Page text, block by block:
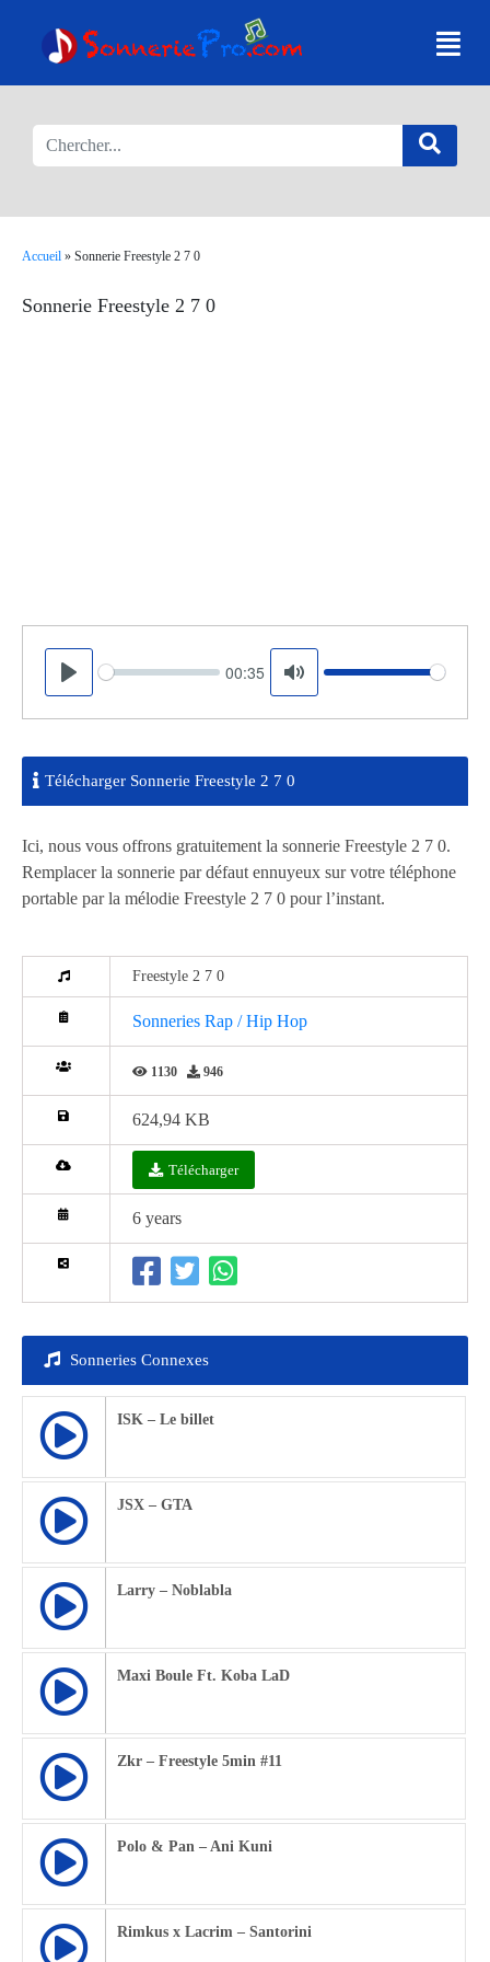
Accueil » Sonnerie Freestyle 2 7 0
Sonnerie Freestyle 2 7 0
Play
Seek 00:35
Mute
Volume
Télécharger Sonnerie Freestyle 2 7 0
Ici, nous vous offrons gratuitement la sonnerie Freestyle 2 7 0.
Remplacer la sonnerie par défaut ennuyeux sur votre téléphone
portable par la mélodie Freestyle 2 7 0 pour l’instant.
Freestyle 2 7 0
Sonneries Rap / Hip Hop
1130 946
624,94 KB
Télécharger
6 years
Sonneries Connexes
ISK – Le billet
JSX – GTA
Larry – Noblabla
Maxi Boule Ft. Koba LaD
Zkr – Freestyle 5min #11
Polo & Pan – Ani Kuni
Rimkus x Lacrim – Santorini